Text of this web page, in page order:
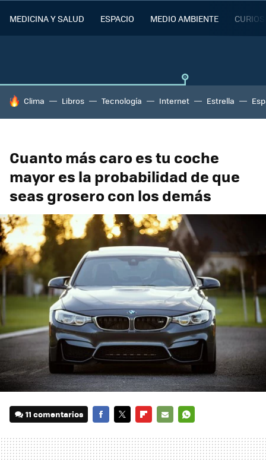
MEDICINA Y SALUD ESPACIO MEDIO AMBIENTE
HOY SE HABLA DE
Clima Libros Tecnología Internet Estrella
Cuanto más caro es tu coche
mayor es la probabilidad de que
seas grosero con los demás
11 comentarios
MAIL